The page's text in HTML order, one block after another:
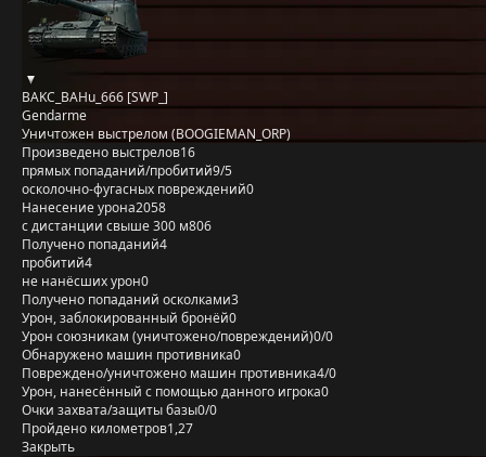
BAKC_BAHu_666 [SWP_]
Gendarme
Уничтожен выстрелом (BOOGIEMAN_ORP)
Произведено выстрелов16
прямых попаданий/пробитий9/5
осколочно-фугасных повреждений0
Нанесение урона2058
с дистанции свыше 300 м806
Получено попаданий4
пробитий4
не нанёсших урон0
Получено попаданий осколками3
Урон, заблокированный бронёй0
Урон союзникам (уничтожено/повреждений)0/0
Обнаружено машин противника0
Повреждено/уничтожено машин противника4/0
Урон, нанесённый с помощью данного игрока0
Очки захвата/защиты базы0/0
Пройдено километров1,27
Закрыть